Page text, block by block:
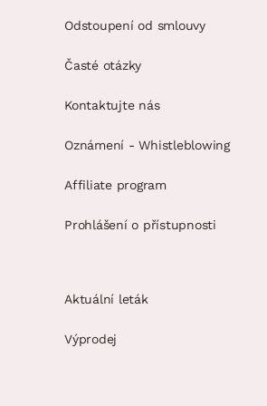
Odstoupení od smlouvy
Časté otázky
Kontaktujte nás
Oznámení - Whistleblowing
Affiliate program
Prohlášení o přístupnosti
Aktuální leták
Výprodej